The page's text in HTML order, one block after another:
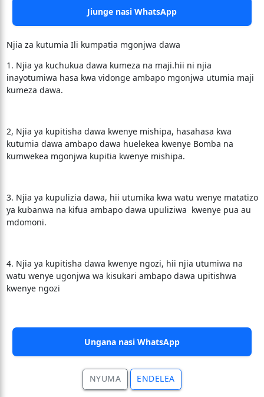
Jiunge nasi WhatsApp
Njia za kutumia Ili kumpatia mgonjwa dawa
1. Njia ya kuchukua dawa kumeza na maji.hii ni njia
inayotumiwa hasa kwa vidonge ambapo mgonjwa utumia maji
kumeza dawa.
2, Njia ya kupitisha dawa kwenye mishipa, hasahasa kwa
kutumia dawa ambapo dawa huelekea kwenye Bomba na
kumwekea mgonjwa kupitia kwenye mishipa.
3. Njia ya kupulizia dawa, hii utumika kwa watu wenye matatizo
ya kubanwa na kifua ambapo dawa upuliziwa kwenye pua au
mdomoni.
4. Njia ya kupitisha dawa kwenye ngozi, hii njia utumiwa na
watu wenye ugonjwa wa kisukari ambapo dawa upitishwa
kwenye ngozi
Ungana nasi WhatsApp
NYUMA ENDELEA